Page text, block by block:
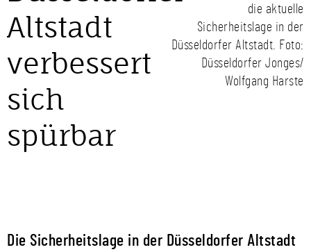
Altstadt
verbessert
sich
spürbar
die aktuelle
Sicherheitslage in der
Düsseldorfer Altstadt. Foto:
Düsseldorfer Jonges/
Wolfgang Harste
Die Sicherheitslage in der Düsseldorfer Altstadt